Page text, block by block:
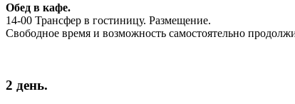
Обед в кафе.
14-00 Трансфер в гостиницу. Размещение.
Свободное время и возможность самостоятельно
2 день.